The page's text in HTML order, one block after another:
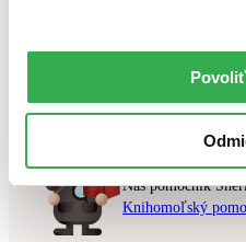
v predpredaji
Skúste prosím zmeniť
Chcete
Náš pomocník
Knihomoľský